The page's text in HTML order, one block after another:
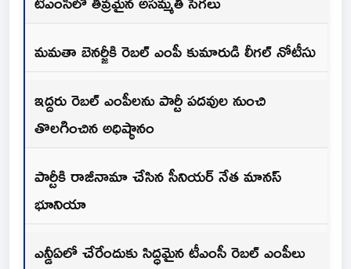
మమతా బెనర్జీకి రెబల్ ఎంపీ కుమారుడి లీగల్ నోటీసు
ఇద్దరు రెబల్ ఎంపీలను పార్టీ పదవుల నుంచి
తొలగించిన అధిష్ఠానం
పార్టీకి రాజీనామా చేసిన సీనియర్ నేత మానస్
భూనియా
ఎన్డీఏలో చేరేందుకు సిద్ధమైన టీఎంసీ రెబల్ ఎంపీలు